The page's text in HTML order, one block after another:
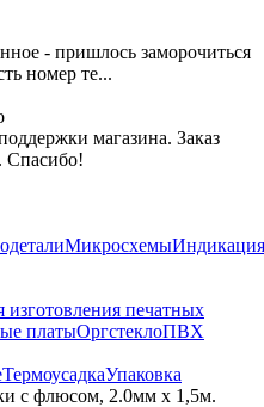
- пришлось заморочиться
номер те...
магазина. Заказ
Спасибо!
МикросхемыИндикация
изготовления печатных
платыОргстеклоПВХ
ТермоусадкаУпаковка
с флюсом, 2.0мм х 1,5м.